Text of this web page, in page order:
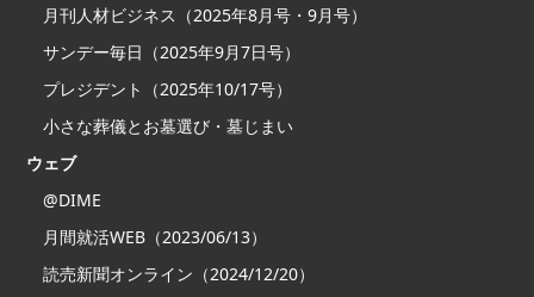
月刊人材ビジネス（2025年8月号・9月号）
サンデー毎日（2025年9月7日号）
プレジデント（2025年10/17号）
小さな葬儀とお墓選び・墓じまい
ウェブ
@DIME
月間就活WEB（2023/06/13）
読売新聞オンライン（2024/12/20）